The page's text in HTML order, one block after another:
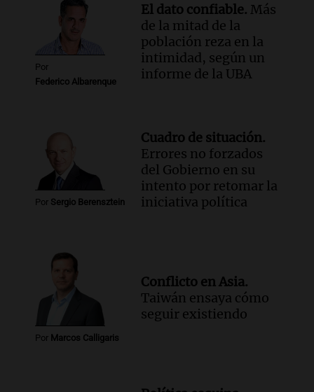
Por
Federico Albarenque
El dato confiable. Más
de la mitad de la
población reza en la
intimidad, según un
informe de la UBA
Por Sergio Berensztein
Cuadro de situación.
Errores no forzados
del Gobierno en su
intento por retomar la
iniciativa política
Por Marcos Calligaris
Conflicto en Asia.
Taiwán ensaya cómo
seguir existiendo